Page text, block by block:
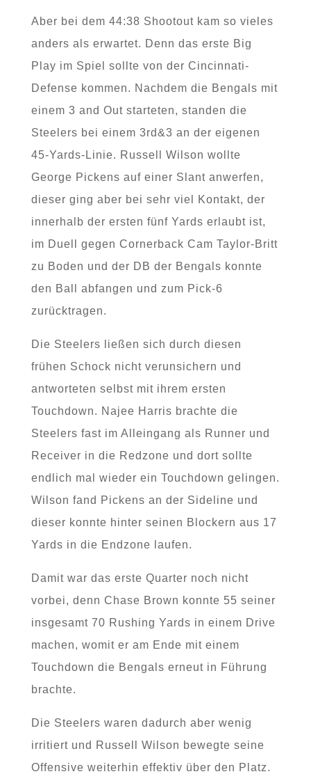
Aber bei dem 44:38 Shootout kam so vieles
anders als erwartet. Denn das erste Big
Play im Spiel sollte von der Cincinnati-
Defense kommen. Nachdem die Bengals mit
einem 3 and Out starteten, standen die
Steelers bei einem 3rd&3 an der eigenen
45-Yards-Linie. Russell Wilson wollte
George Pickens auf einer Slant anwerfen,
dieser ging aber bei sehr viel Kontakt, der
innerhalb der ersten fünf Yards erlaubt ist,
im Duell gegen Cornerback Cam Taylor-Britt
zu Boden und der DB der Bengals konnte
den Ball abfangen und zum Pick-6
zurücktragen.
Die Steelers ließen sich durch diesen
frühen Schock nicht verunsichern und
antworteten selbst mit ihrem ersten
Touchdown. Najee Harris brachte die
Steelers fast im Alleingang als Runner und
Receiver in die Redzone und dort sollte
endlich mal wieder ein Touchdown gelingen.
Wilson fand Pickens an der Sideline und
dieser konnte hinter seinen Blockern aus 17
Yards in die Endzone laufen.
Damit war das erste Quarter noch nicht
vorbei, denn Chase Brown konnte 55 seiner
insgesamt 70 Rushing Yards in einem Drive
machen, womit er am Ende mit einem
Touchdown die Bengals erneut in Führung
brachte.
Die Steelers waren dadurch aber wenig
irritiert und Russell Wilson bewegte seine
Offensive weiterhin effektiv über den Platz.